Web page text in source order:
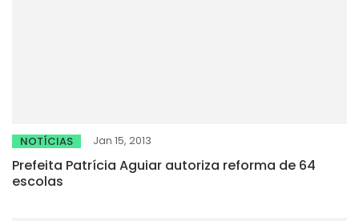
NOTÍCIAS Jan 15, 2013
Prefeita Patrícia Aguiar autoriza reforma de 64
escolas